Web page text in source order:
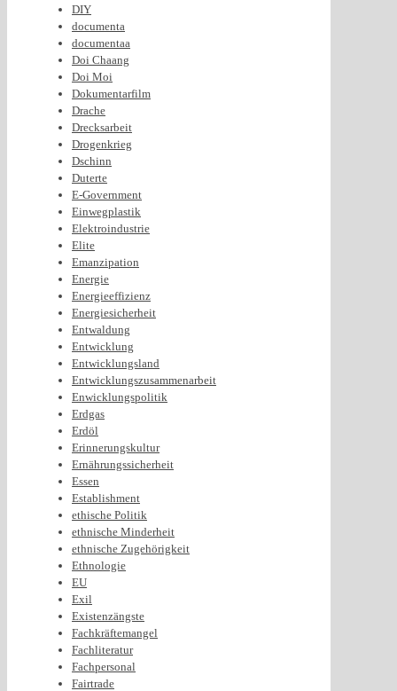
DIY
documenta
documentaa
Doi Chaang
Doi Moi
Dokumentarfilm
Drache
Drecksarbeit
Drogenkrieg
Dschinn
Duterte
E-Government
Einwegplastik
Elektroindustrie
Elite
Emanzipation
Energie
Energieeffizienz
Energiesicherheit
Entwaldung
Entwicklung
Entwicklungsland
Entwicklungszusammenarbeit
Enwicklungspolitik
Erdgas
Erdöl
Erinnerungskultur
Ernährungssicherheit
Essen
Establishment
ethische Politik
ethnische Minderheit
ethnische Zugehörigkeit
Ethnologie
EU
Exil
Existenzängste
Fachkräftemangel
Fachliteratur
Fachpersonal
Fairtrade